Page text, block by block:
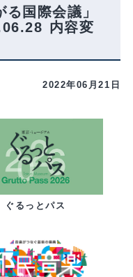
る国際会議」
内容変
2022年06月21日
ぐるっとパス